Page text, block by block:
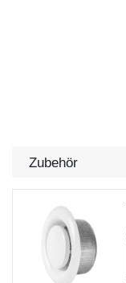
Zubehör